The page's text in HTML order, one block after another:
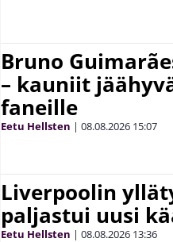
Bruno
– kauniit
faneille
Eetu Hellsten | 08.08.2026 15:07
Liverpoolin
paljastui uusi
Eetu Hellsten | 08.08.2026 13:36